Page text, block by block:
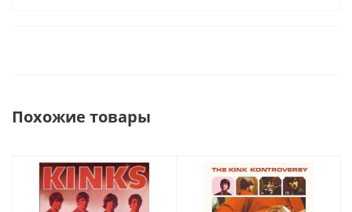
Похожие товары